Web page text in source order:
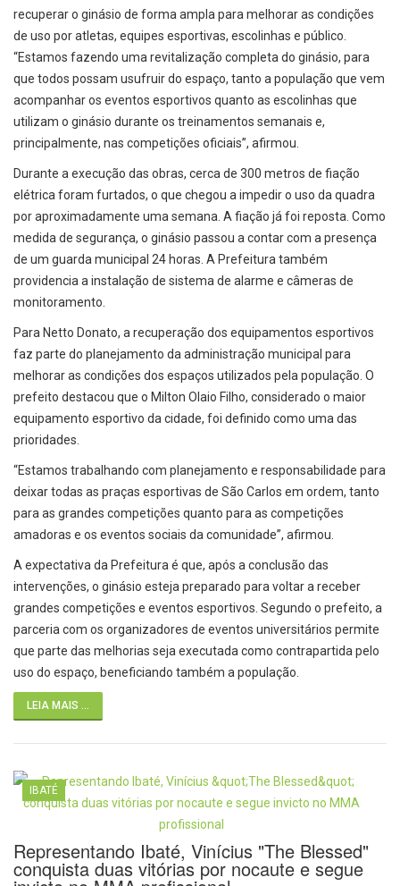
recuperar o ginásio de forma ampla para melhorar as condições
de uso por atletas, equipes esportivas, escolinhas e público.
“Estamos fazendo uma revitalização completa do ginásio, para
que todos possam usufruir do espaço, tanto a população que vem
acompanhar os eventos esportivos quanto as escolinhas que
utilizam o ginásio durante os treinamentos semanais e,
principalmente, nas competições oficiais”, afirmou.
Durante a execução das obras, cerca de 300 metros de fiação
elétrica foram furtados, o que chegou a impedir o uso da quadra
por aproximadamente uma semana. A fiação já foi reposta. Como
medida de segurança, o ginásio passou a contar com a presença
de um guarda municipal 24 horas. A Prefeitura também
providencia a instalação de sistema de alarme e câmeras de
monitoramento.
Para Netto Donato, a recuperação dos equipamentos esportivos
faz parte do planejamento da administração municipal para
melhorar as condições dos espaços utilizados pela população. O
prefeito destacou que o Milton Olaio Filho, considerado o maior
equipamento esportivo da cidade, foi definido como uma das
prioridades.
“Estamos trabalhando com planejamento e responsabilidade para
deixar todas as praças esportivas de São Carlos em ordem, tanto
para as grandes competições quanto para as competições
amadoras e os eventos sociais da comunidade”, afirmou.
A expectativa da Prefeitura é que, após a conclusão das
intervenções, o ginásio esteja preparado para voltar a receber
grandes competições e eventos esportivos. Segundo o prefeito, a
parceria com os organizadores de eventos universitários permite
que parte das melhorias seja executada como contrapartida pelo
uso do espaço, beneficiando também a população.
LEIA MAIS ...
IBATÉ
Representando Ibaté, Vinícius "The Blessed"
conquista duas vitórias por nocaute e segue